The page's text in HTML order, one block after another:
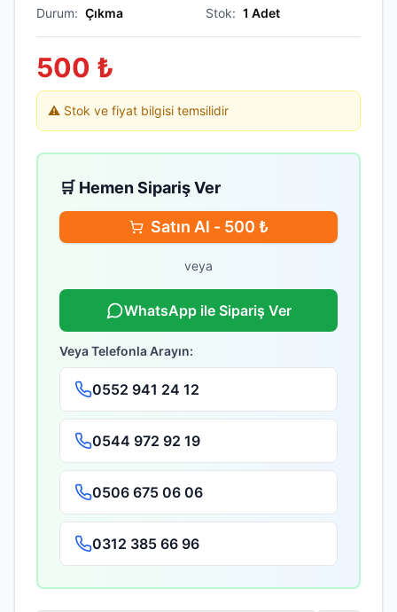
Durum: Çıkma Stok: 1 Adet
500 ₺
⚠️ Stok ve fiyat bilgisi temsilidir
🛒 Hemen Sipariş Ver
Satın Al - 500 ₺
veya
WhatsApp ile Sipariş Ver
Veya Telefonla Arayın:
0552 941 24 12
0544 972 92 19
0506 675 06 06
0312 385 66 96